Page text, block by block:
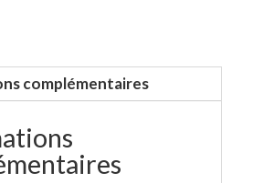
complémentaires